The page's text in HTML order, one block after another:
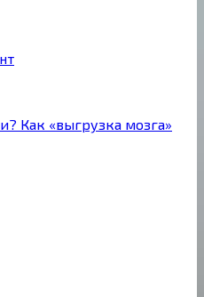
Как «выгрузка мозга»